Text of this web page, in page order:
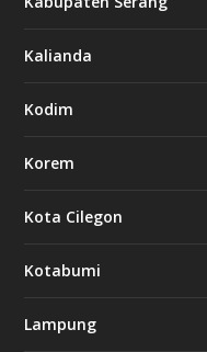
Kalianda
Kodim
Korem
Kota Cilegon
Kotabumi
Lampung